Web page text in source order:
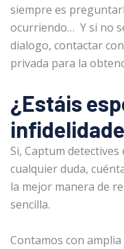
siempre es
ocurriendo… Y si no
dialogo, contactar
privada para la
¿Estáis
Si, Captum
cualquier duda,
la mejor manera de
sencilla.
Contamos con